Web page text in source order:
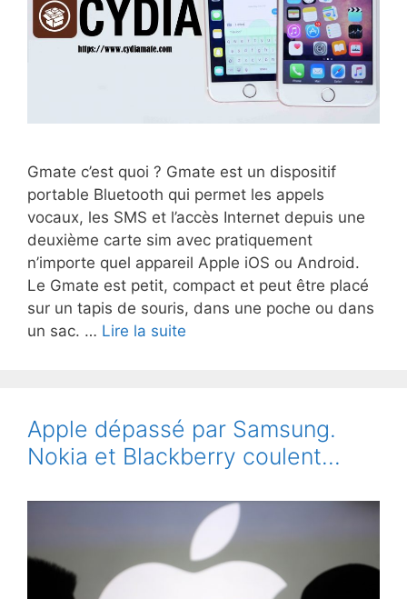
Gmate c’est quoi ? Gmate est un dispositif
portable Bluetooth qui permet les appels
vocaux, les SMS et l’accès Internet depuis une
deuxième carte sim avec pratiquement
n’importe quel appareil Apple iOS ou Android.
Le Gmate est petit, compact et peut être placé
sur un tapis de souris, dans une poche ou dans
un sac. … Lire la suite
votre
smartphone
iPhone
Android
en
Double
SIM
Apple dépassé par Samsung.
Nokia et Blackberry coulent…